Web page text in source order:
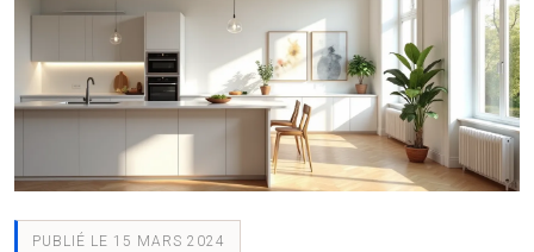
PUBLIÉ LE 15 MARS 2024